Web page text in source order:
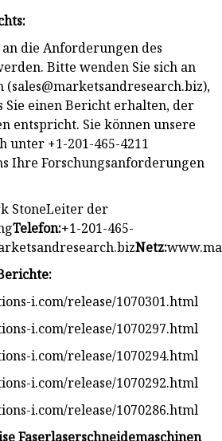
die Anforderungen des
Bitte wenden Sie sich an
(sales@marketsandresearch.biz),
Sie einen Bericht erhalten, der
entspricht. Sie können unsere
unter +1-201-465-4211
Ihre Forschungsanforderungen
StoneLeiter der
Telefon:+1-201-465-
Netz:
i.com/release/1070301.html
i.com/release/1070297.html
i.com/release/1070294.html
i.com/release/1070292.html
i.com/release/1070286.html
Faserlaserschneidemaschinen